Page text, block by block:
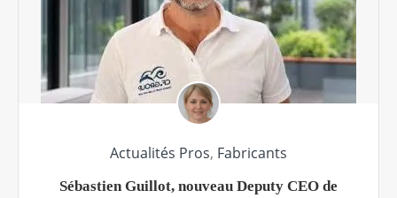
Actualités Pros, Fabricants
Sébastien Guillot, nouveau Deputy CEO de